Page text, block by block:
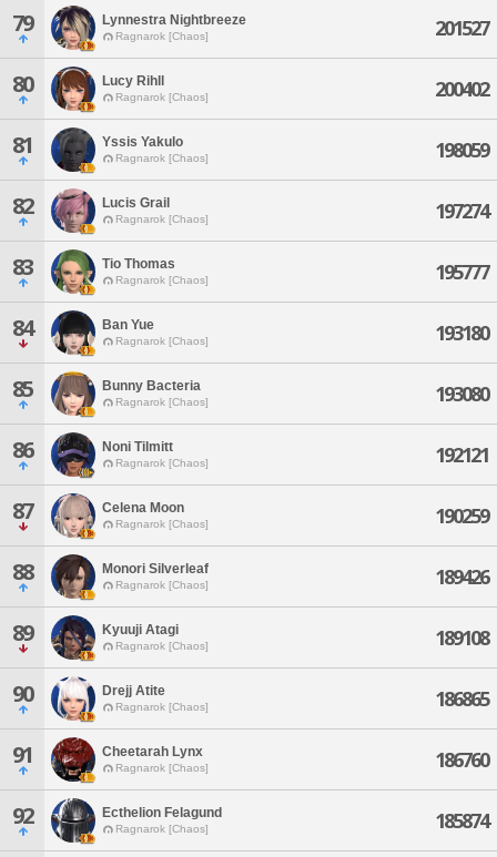
79 Lynnestra Nightbreeze
Ragnarok [Chaos] 201527
80 Lucy Rihll
Ragnarok [Chaos] 200402
81 Yssis Yakulo
Ragnarok [Chaos] 198059
82 Lucis Grail
Ragnarok [Chaos] 197274
83 Tio Thomas
Ragnarok [Chaos] 195777
84 Ban Yue
Ragnarok [Chaos] 193180
85 Bunny Bacteria
Ragnarok [Chaos] 193080
86 Noni Tilmitt
Ragnarok [Chaos] 192121
87 Celena Moon
Ragnarok [Chaos] 190259
88 Monori Silverleaf
Ragnarok [Chaos] 189426
89 Kyuuji Atagi
Ragnarok [Chaos] 189108
90 Drejj Atite
Ragnarok [Chaos] 186865
91 Cheetarah Lynx
Ragnarok [Chaos] 186760
92 Ecthelion Felagund
Ragnarok [Chaos] 185874